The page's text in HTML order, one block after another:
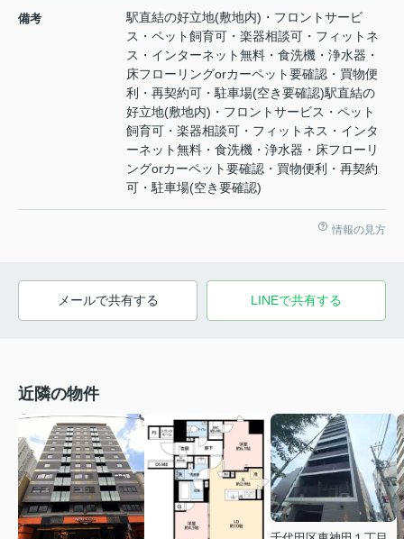
備考
駅直結の好立地(敷地内)・フロントサービ
ス・ペット飼育可・楽器相談可・フィットネ
ス・インターネット無料・食洗機・浄水器・
床フローリングorカーペット要確認・買物便
利・再契約可・駐車場(空き要確認)駅直結の
好立地(敷地内)・フロントサービス・ペット
飼育可・楽器相談可・フィットネス・インタ
ーネット無料・食洗機・浄水器・床フローリ
ングorカーペット要確認・買物便利・再契約
可・駐車場(空き要確認)
情報の見方
メールで共有する LINEで共有する
近隣の物件